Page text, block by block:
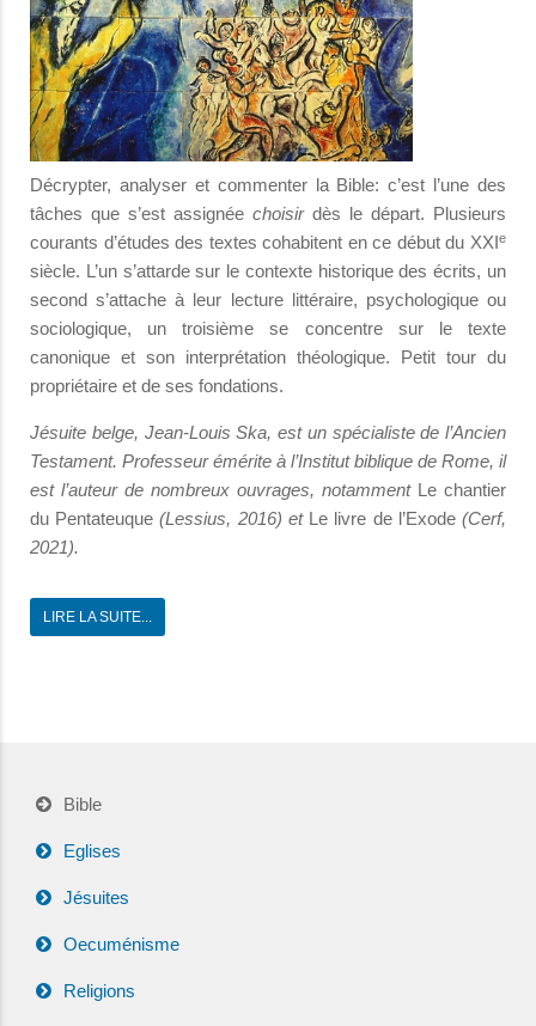
Décrypter, analyser et commenter la Bible: c’est l’une des
tâches que s’est assignée choisirdès le départ. Plusieurs
courants d’études des textes cohabitent en ce début du XXIe
siècle. L’un s’attarde sur le contexte historique des écrits, un
second s’attache à leur lecture littéraire, psychologique ou
sociologique, un troisième se concentre sur le texte
canonique et son interprétation théologique. Petit tour du
propriétaire et de ses fondations.
Jésuite belge, Jean-Louis Ska, est un spécialiste de l’Ancien
Testament. Professeur émérite à l’Institut biblique de Rome, il
est l’auteur de nombreux ouvrages, notamment Le chantier
du Pentateuque (Lessius, 2016) et Le livre de l’Exode(Cerf,
2021).
LIRE LA SUITE...
Bible
Eglises
Jésuites
Oecuménisme
Religions